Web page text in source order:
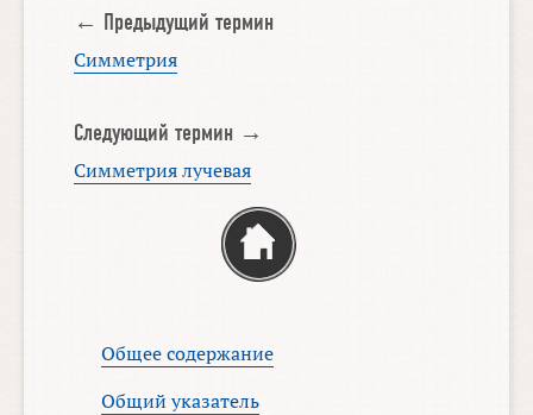
← Предыдущий термин
Симметрия
Следующий термин →
Симметрия лучевая
Общее содержание
Общий указатель